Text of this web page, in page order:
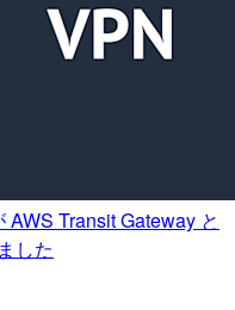
Transit Gateway と
した